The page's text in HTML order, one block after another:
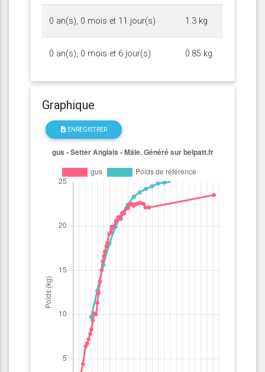
0 an(s), 0 mois et 11 jour(s) 1.3 kg
0 an(s), 0 mois et 6 jour(s) 0.85 kg
Graphique
ENREGISTRER